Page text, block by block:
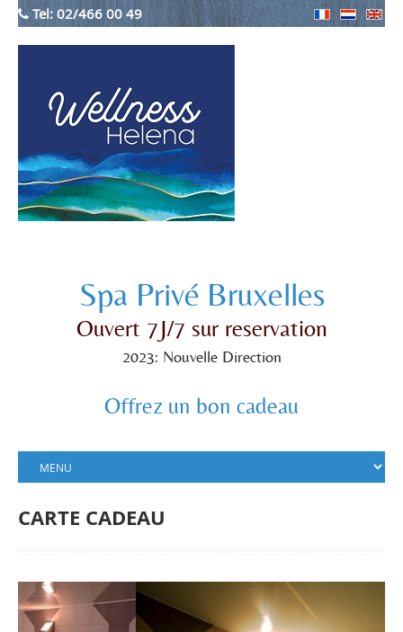
Tel: 02/466 00 49
Spa Privé Bruxelles
Ouvert 7J/7 sur reservation
2023: Nouvelle Direction
Offrez un bon cadeau
CARTE CADEAU